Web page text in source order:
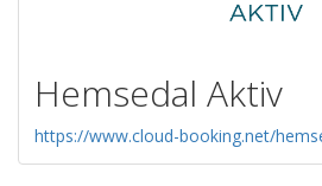
Hemsedal Aktiv
https://www.cloud-booking.net/